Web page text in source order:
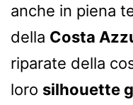
anche in piena
della Costa
riparate della
loro silhouette